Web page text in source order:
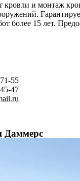
кровли и монтаж
более 15 лет.
55
47
Даммерс